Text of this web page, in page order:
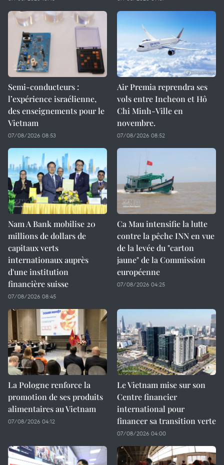
Semi-conducteurs :
l’expérience israélienne,
des enseignements pour le
Vietnam
07/08/2026 08:53
Air Premia reprendra ses
vols entre Incheon et Hô
Chi Minh-Ville en
novembre.
07/08/2026 08:52
Nam A Bank mobilise 20
millions de dollars de
capitaux verts
internationaux auprès
d'une institution
financière suisse
07/08/2026 08:45
Ca Mau intensifie la lutte
contre la pêche INN en vue
de la levée du "carton
jaune" de la Commission
européenne
07/08/2026 04:25
La Pologne renforce la
promotion de ses produits
alimentaires au Vietnam
07/08/2026 04:12
Le Vietnam mise sur son
Centre financier
international pour
financer sa transition verte
07/08/2026 04:00